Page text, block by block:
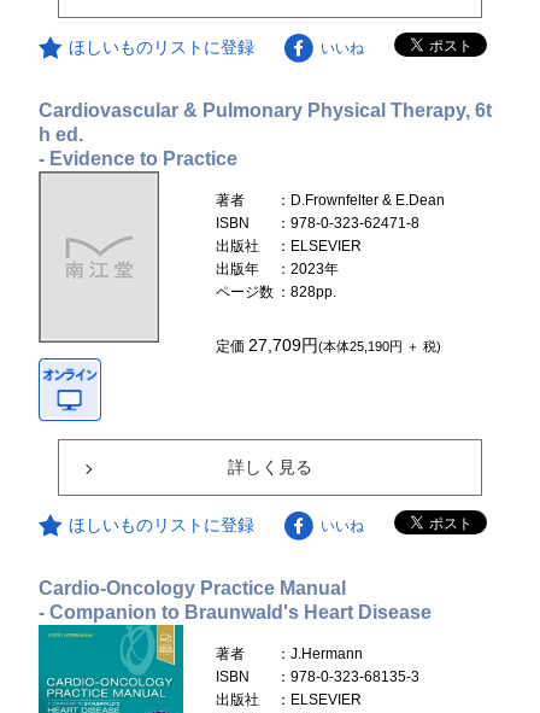
ほしいものリストに登録 いいね
Cardiovascular & Pulmonary Physical Therapy, 6t
h ed.
- Evidence to Practice
著者
：D.Frownfelter & E.Dean
ISBN
：978-0-323-62471-8
出版社
：ELSEVIER
出版年
：2023年
ページ数 ：828pp.
定価27,709円(本体25,190円 ＋ 税)
詳しく見る
ほしいものリストに登録 いいね
Cardio-Oncology Practice Manual
- Companion to Braunwald's Heart Disease
著者
：J.Hermann
ISBN
：978-0-323-68135-3
出版社
：ELSEVIER